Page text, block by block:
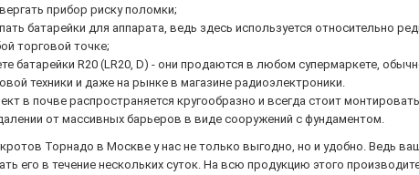
прибор риску поломки;
батарейки для аппарата, ведь здесь используется относительно
торговой точке;
батарейки R20 (LR20, D) - они продаются в любом супермаркете,
техники и даже на рынке в магазине радиоэлектроники.
в почве распространяется кругообразно и всегда стоит
от массивных барьеров в виде сооружений с фундаментом.
Торнадо в Москве у нас не только выгодно, но и удобно. Ведь
его в течение нескольких суток. На всю продукцию этого